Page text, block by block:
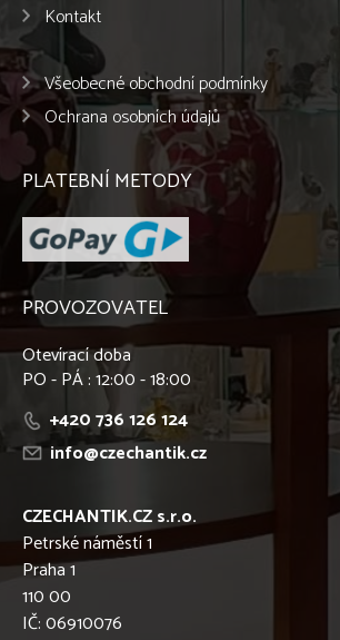
Kontakt
Všeobecné obchodní podmínky
Ochrana osobních údajů
PLATEBNÍ METODY
PROVOZOVATEL
Otevírací doba
PO - PÁ : 12:00 - 18:00
+420 736 126 124
info@czechantik.cz
CZECHANTIK.CZ s.r.o.
Petrské náměstí 1
Praha 1
110 00
IČ: 06910076